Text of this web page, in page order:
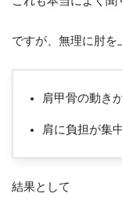
ですが、無理に肘を
肩甲骨の動き
肩に負担が集
結果として